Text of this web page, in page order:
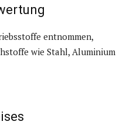
entnommen,
wie Stahl, Aluminium